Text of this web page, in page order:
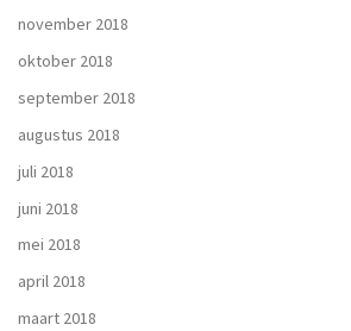
november 2018
oktober 2018
september 2018
augustus 2018
juli 2018
juni 2018
mei 2018
april 2018
maart 2018